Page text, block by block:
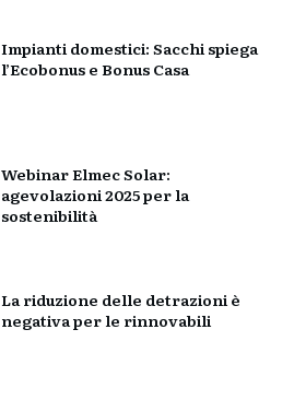
Impianti domestici: Sacchi spiega
l’Ecobonus e Bonus Casa
Webinar Elmec Solar:
agevolazioni 2025 per la
sostenibilità
La riduzione delle detrazioni è
negativa per le rinnovabili